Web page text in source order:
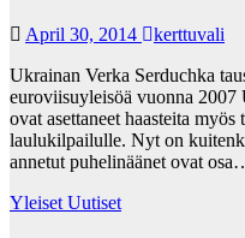
April 30, 2014
kerttuvali
Ukrainan Verka Serduchka
euroviisuyleisöä vuonna 2007
ovat asettaneet haasteita
laulukilpailulle. Nyt on
annetut puhelinäänet ovat
Yleiset Uutiset